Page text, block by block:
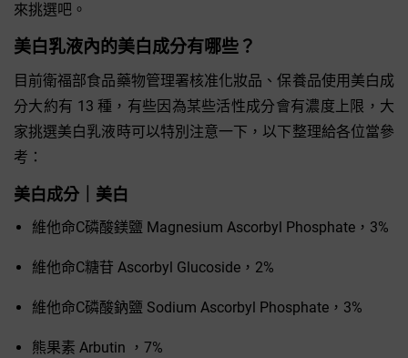
來挑選吧。
美白乳液內的美白成分有哪些？
目前衛福部食品藥物管理署核准化妝品、保養品使用美白成
分大約有 13 種，有些因為某些活性成分會有濃度上限，大
家挑選美白乳液時可以特別注意一下，以下整理給各位當參
考：
美白成分｜美白
維他命C磷酸鎂鹽 Magnesium Ascorbyl Phosphate，3%
維他命C糖苷 Ascorbyl Glucoside，2%
維他命C磷酸鈉鹽 Sodium Ascorbyl Phosphate，3%
熊果素 Arbutin ，7%